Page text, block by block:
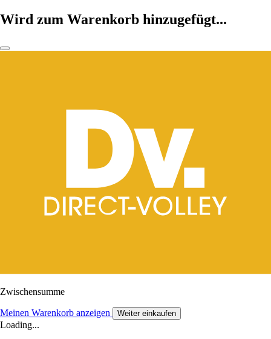
Wird zum Warenkorb hinzugefügt...
Zwischensumme
Meinen Warenkorb anzeigen Weiter einkaufen
Loading...